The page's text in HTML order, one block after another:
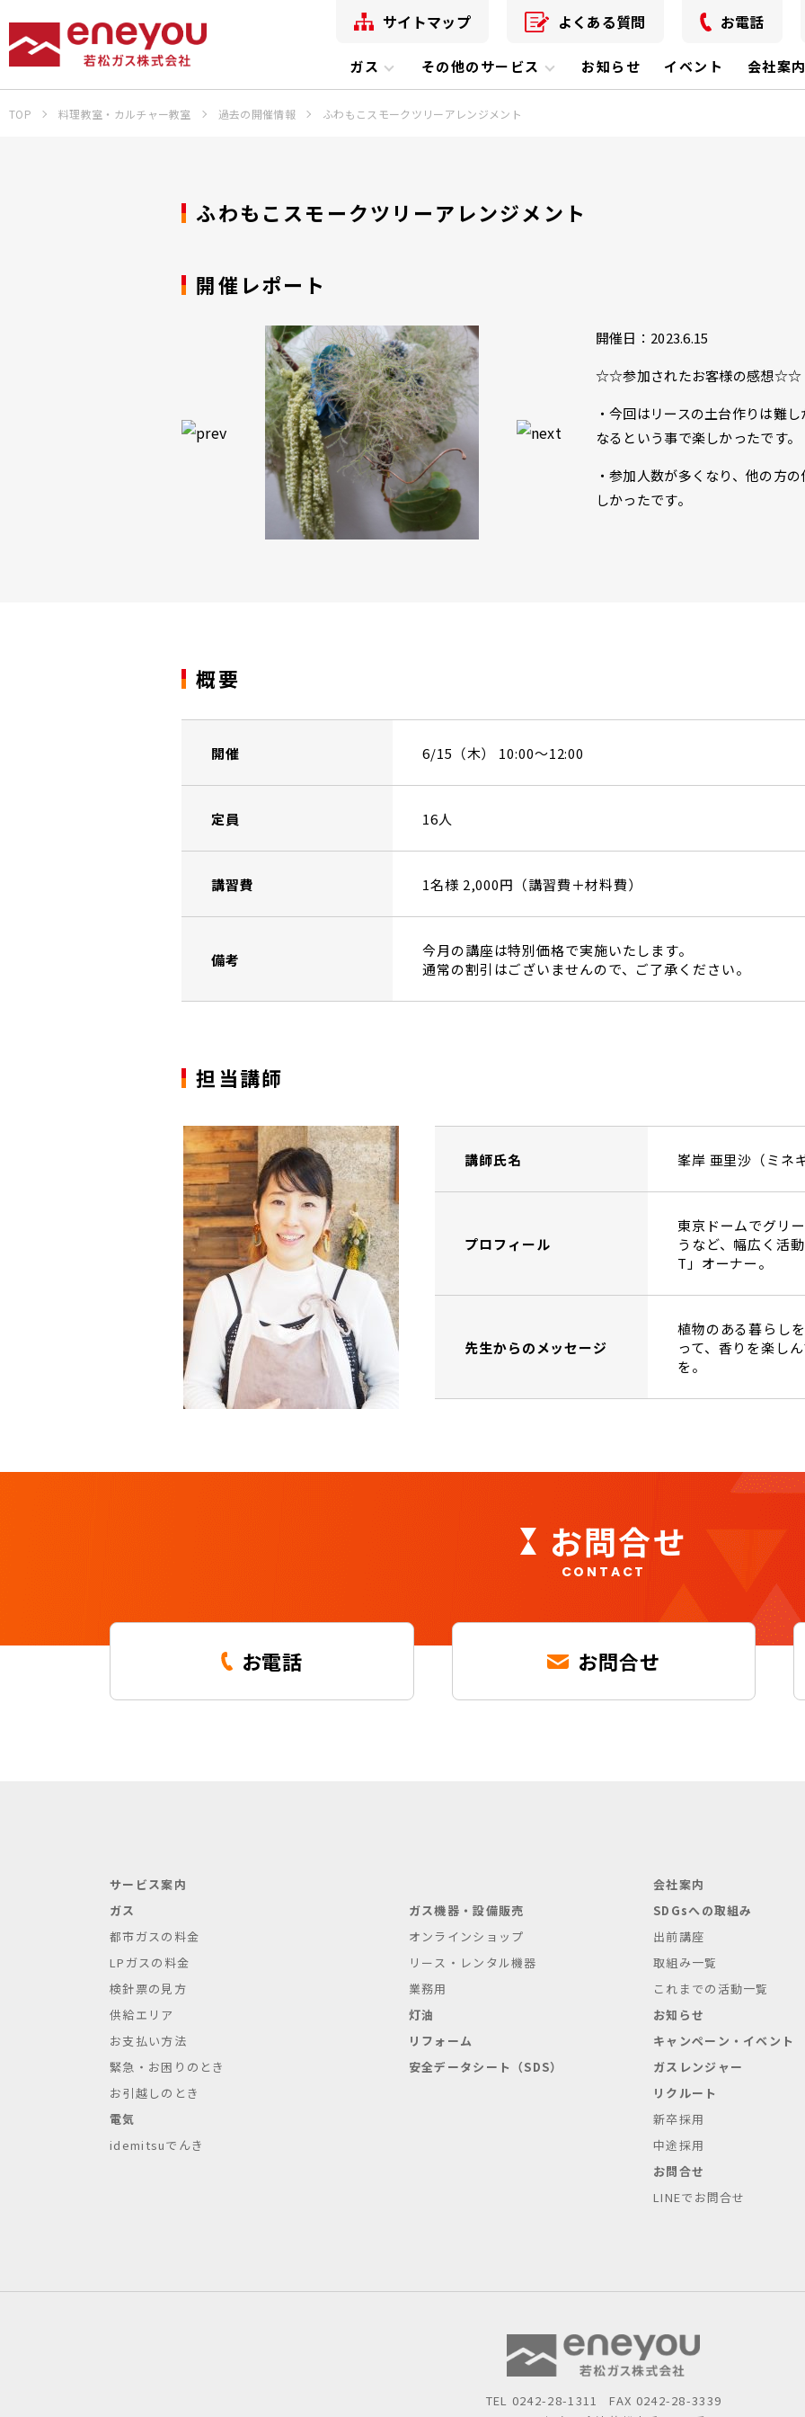
ガス その他のサービス お知らせ イベント 会社案内
サイトマップ よくある質問 お電話
TOP 料理教室・カルチャー教室 過去の開催情報 ふわもこスモークツリーアレンジメント
ふわもこスモークツリーアレンジメント
開催レポート
開催日：2023.6.15
☆☆参加されたお客様の感想☆☆
・今回はリースの土台作りは難
なるという事で楽しかったです。
・参加人数が多くなり、他の方
しかったです。
概要
開催 6/15（木） 10:00～12:00
定員 16人
講習費 1名様 2,000円（講習費＋材料費）
備考
今月の講座は特別価格で実施いたします。
通常の割引はございませんので、ご了承ください。
担当講師
講師氏名 峯岸 亜里沙（ミネ
プロフィール
東京ドームでグリ
うなど、幅広く活
T」オーナー。
先生からのメッセージ
植物のある暮らし
って、香りを楽し
を。
お問合せ
CONTACT
お電話 お問合せ
サービス案内
ガス
都市ガスの料金
LPガスの料金
検針票の見方
供給エリア
お支払い方法
緊急・お困りのとき
お引越しのとき
電気
idemitsuでんき
ガス機器・設備販売
オンラインショップ
リース・レンタル機器
業務用
灯油
リフォーム
安全データシート（SDS）
会社案内
SDGsへの取組み
出前講座
取組み一覧
これまでの活動一覧
お知らせ
キャンペーン・イベント
ガスレンジャー
リクルート
新卒採用
中途採用
お問合せ
LINEでお問合せ
TEL 0242-28-1311
FAX 0242-28-3339